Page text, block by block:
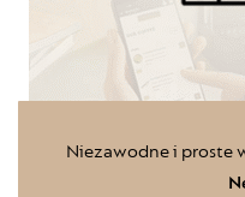
Niezawodne i proste